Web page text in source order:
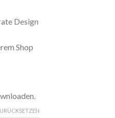
Design
Shop